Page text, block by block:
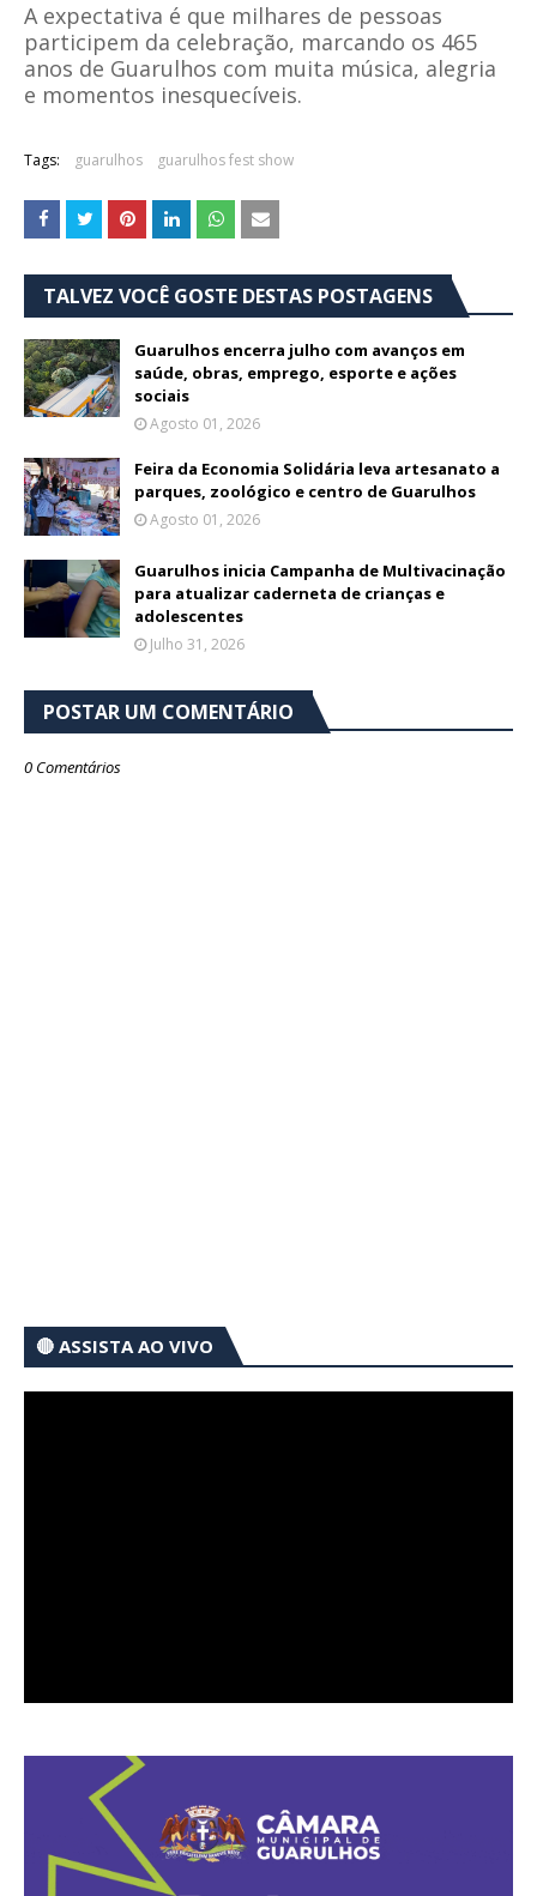
A expectativa é que milhares de pessoas
participem da celebração, marcando os 465
anos de Guarulhos com muita música, alegria
e momentos inesquecíveis.
Tags: guarulhos guarulhos fest show
TALVEZ VOCÊ GOSTE DESTAS POSTAGENS
Guarulhos encerra julho com avanços em
saúde, obras, emprego, esporte e ações
sociais
Agosto 01, 2026
Feira da Economia Solidária leva artesanato a
parques, zoológico e centro de Guarulhos
Agosto 01, 2026
Guarulhos inicia Campanha de Multivacinação
para atualizar caderneta de crianças e
adolescentes
Julho 31, 2026
POSTAR UM COMENTÁRIO
0 Comentários
🔴 ASSISTA AO VIVO